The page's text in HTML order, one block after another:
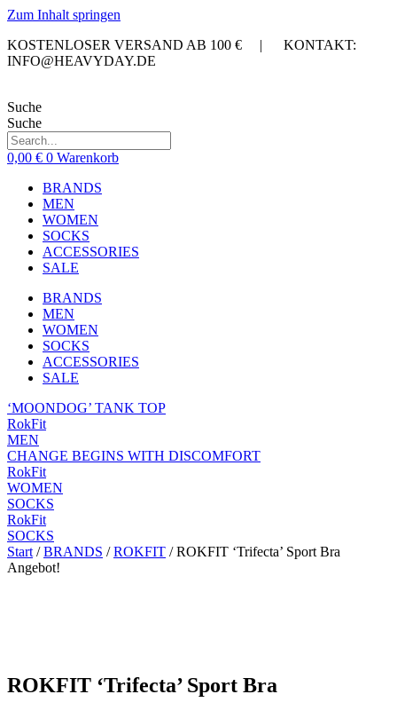
Zum Inhalt springen
KOSTENLOSER VERSAND AB 100 € | KONTAKT:
INFO@HEAVYDAY.DE
Suche
Suche
0,00 € 0 Warenkorb
BRANDS
MEN
WOMEN
SOCKS
ACCESSORIES
SALE
BRANDS
MEN
WOMEN
SOCKS
ACCESSORIES
SALE
‘MOONDOG’ TANK TOP
RokFit
MEN
CHANGE BEGINS WITH DISCOMFORT
RokFit
WOMEN
SOCKS
RokFit
SOCKS
Start /BRANDS /ROKFIT / ROKFIT ‘Trifecta’ Sport Bra
Angebot!
ROKFIT ‘Trifecta’ Sport Bra